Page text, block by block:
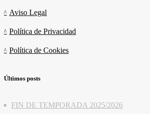
Aviso Legal
Política de Privacidad
Política de Cookies
Últimos posts
FIN DE TEMPORADA 2025/2026